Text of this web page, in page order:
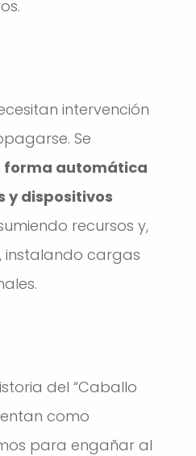
intervención
Se
forma automática
y dispositivos
recursos y,
instalando cargas
del “Caballo
como
para engañar al